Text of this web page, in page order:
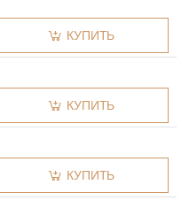
КУПИТЬ
КУПИТЬ
КУПИТЬ